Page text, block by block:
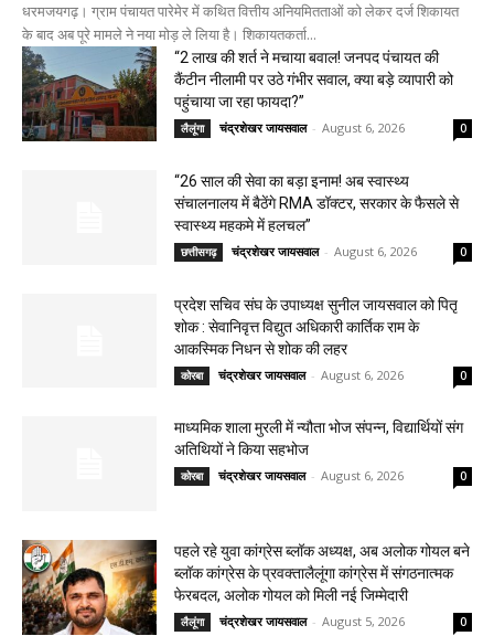
धरमजयगढ़। ग्राम पंचायत पारेमेर में कथित वित्तीय अनियमितताओं को लेकर दर्ज शिकायत
के बाद अब पूरे मामले ने नया मोड़ ले लिया है। शिकायतकर्ता...
“2 लाख की शर्त ने मचाया बवाल! जनपद पंचायत की
कैंटीन नीलामी पर उठे गंभीर सवाल, क्या बड़े व्यापारी को
पहुंचाया जा रहा फायदा?”
लैलूंगा चंद्रशेखर जायसवाल - August 6, 2026 0
“26 साल की सेवा का बड़ा इनाम! अब स्वास्थ्य
संचालनालय में बैठेंगे RMA डॉक्टर, सरकार के फैसले से
स्वास्थ्य महकमे में हलचल”
छत्तीसगढ़ चंद्रशेखर जायसवाल - August 6, 2026 0
प्रदेश सचिव संघ के उपाध्यक्ष सुनील जायसवाल को पितृ
शोक : सेवानिवृत्त विद्युत अधिकारी कार्तिक राम के
आकस्मिक निधन से शोक की लहर
कोरबा चंद्रशेखर जायसवाल - August 6, 2026 0
माध्यमिक शाला मुरली में न्यौता भोज संपन्न, विद्यार्थियों संग
अतिथियों ने किया सहभोज
कोरबा चंद्रशेखर जायसवाल - August 6, 2026 0
पहले रहे युवा कांग्रेस ब्लॉक अध्यक्ष, अब अलोक गोयल बने
ब्लॉक कांग्रेस के प्रवक्तालैलूंगा कांग्रेस में संगठनात्मक
फेरबदल, अलोक गोयल को मिली नई जिम्मेदारी
लैलूंगा चंद्रशेखर जायसवाल - August 5, 2026 0